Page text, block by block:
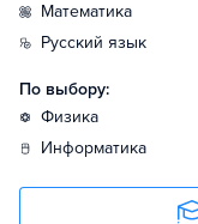
математика
русский язык
По выбору:
физика
информатика